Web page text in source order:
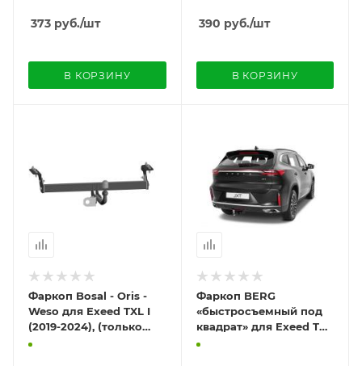
373 руб./шт
В КОРЗИНУ
390 руб./шт
В КОРЗИНУ
Фаркоп Bosal - Oris -
Weso для Exeed TXL I
(2019-2024), (только
для "до и 1
Фаркоп BERG
«быстросъемный под
квадрат» для Exeed TXL
I (2019-2024) "только